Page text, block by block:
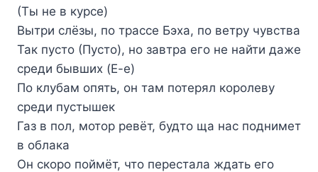
(Ты не в курсе)
Вытри слёзы, по трассе Бэха, по ветру чувства
Так пусто (Пусто), но завтра его не найти даже
среди бывших (Е-е)
По клубам опять, он там потерял королеву
среди пустышек
Газ в пол, мотор ревёт, будто ща нас поднимет
в облака
Он скоро поймёт, что перестала ждать его